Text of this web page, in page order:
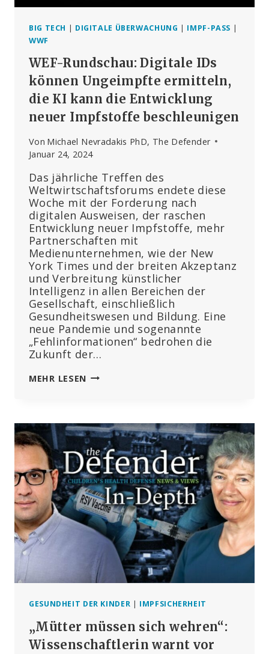
BIG TECH | DIGITALE ÜBERWACHUNG | IMPF-PASS |
WWF
WEF-Rundschau: Digitale IDs
können Ungeimpfte ermitteln,
die KI kann die Entwicklung
neuer Impfstoffe beschleunigen
Von Michael Nevradakis PhD, The Defender
Januar 24, 2024
Das jährliche Treffen des
Weltwirtschaftsforums endete diese
Woche mit der Forderung nach
digitalen Ausweisen, der raschen
Entwicklung neuer Impfstoffe, mehr
Partnerschaften mit
Medienunternehmen, wie der New
York Times und der breiten Akzeptanz
und Verbreitung künstlicher
Intelligenz in allen Bereichen der
Gesellschaft, einschließlich
Gesundheitswesen und Bildung. Eine
neue Pandemie und sogenannte
„Fehlinformationen“ bedrohen die
Zukunft der…
MEHR LESEN WEF-
KÖNNEN
UNGEIMPFTE
ERMITTELN,
DIE
KI
KANN
DIE
ENTWICKLUNG
NEUER
IMPFSTOFFE
BESCHLEUNIGEN
GESUNDHEIT DER KINDER | IMPFSICHERHEIT
„Mütter müssen sich wehren“:
Wissenschaftlerin warnt vor